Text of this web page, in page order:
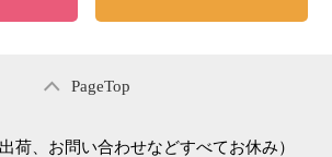
PageTop
出荷、お問い合わせなどすべてお休み）